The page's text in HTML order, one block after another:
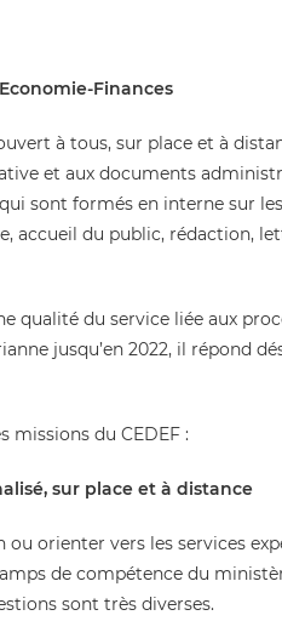
Finances
à tous, sur place et à
et aux documents
sont formés en interne sur
accueil du public, rédaction,
qualité du service liée aux
jusqu’en 2022, il répond
missions du CEDEF :
sur place et à distance
orienter vers les services
de compétence du
sont très diverses.